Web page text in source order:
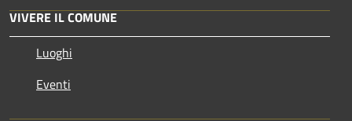
VIVERE IL COMUNE
Luoghi
Eventi